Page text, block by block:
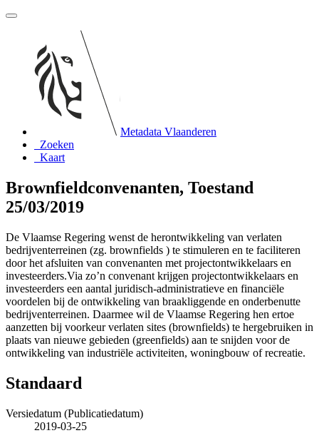
Metadata Vlaanderen
Zoeken
Kaart
Brownfieldconvenanten, Toestand
25/03/2019
De Vlaamse Regering wenst de herontwikkeling van verlaten
bedrijventerreinen (zg. brownfields ) te stimuleren en te faciliteren
door het afsluiten van convenanten met projectontwikkelaars en
investeerders.Via zo’n convenant krijgen projectontwikkelaars en
investeerders een aantal juridisch-administratieve en financiële
voordelen bij de ontwikkeling van braakliggende en onderbenutte
bedrijventerreinen. Daarmee wil de Vlaamse Regering hen ertoe
aanzetten bij voorkeur verlaten sites (brownfields) te hergebruiken in
plaats van nieuwe gebieden (greenfields) aan te snijden voor de
ontwikkeling van industriële activiteiten, woningbouw of recreatie.
Standaard
Versiedatum (Publicatiedatum)
2019-03-25